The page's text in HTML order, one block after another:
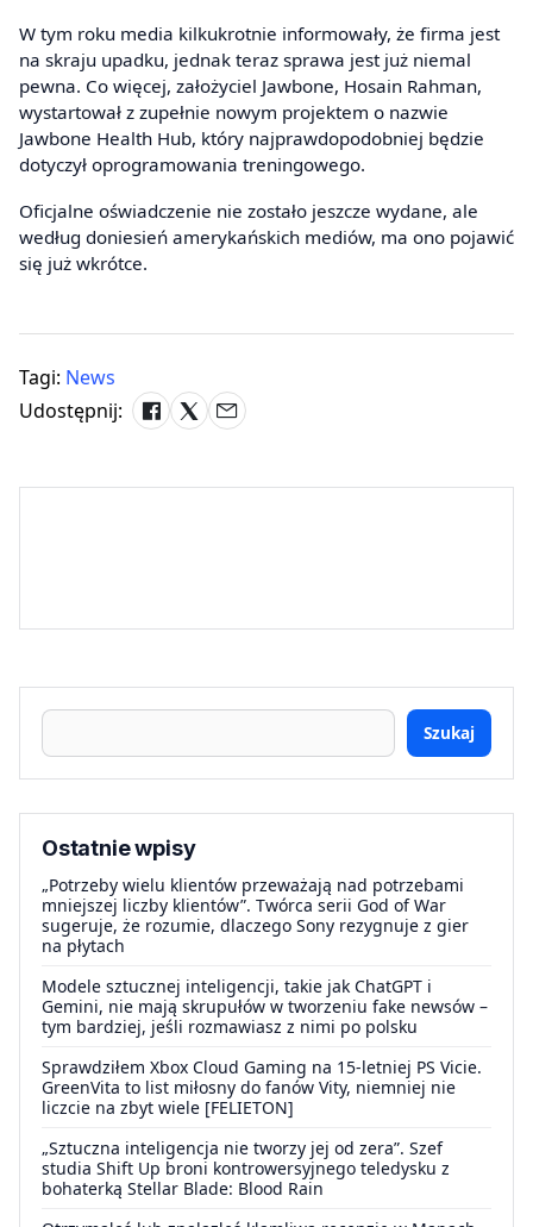
W tym roku media kilkukrotnie informowały, że firma jest
na skraju upadku, jednak teraz sprawa jest już niemal
pewna. Co więcej, założyciel Jawbone, Hosain Rahman,
wystartował z zupełnie nowym projektem o nazwie
Jawbone Health Hub, który najprawdopodobniej będzie
dotyczył oprogramowania treningowego.
Oficjalne oświadczenie nie zostało jeszcze wydane, ale
według doniesień amerykańskich mediów, ma ono pojawić
się już wkrótce.
Tagi: News
Udostępnij:
Szukaj
Ostatnie wpisy
„Potrzeby wielu klientów przeważają nad potrzebami
mniejszej liczby klientów”. Twórca serii God of War
sugeruje, że rozumie, dlaczego Sony rezygnuje z gier
na płytach
Modele sztucznej inteligencji, takie jak ChatGPT i
Gemini, nie mają skrupułów w tworzeniu fake newsów –
tym bardziej, jeśli rozmawiasz z nimi po polsku
Sprawdziłem Xbox Cloud Gaming na 15-letniej PS Vicie.
GreenVita to list miłosny do fanów Vity, niemniej nie
liczcie na zbyt wiele [FELIETON]
„Sztuczna inteligencja nie tworzy jej od zera”. Szef
studia Shift Up broni kontrowersyjnego teledysku z
bohaterką Stellar Blade: Blood Rain